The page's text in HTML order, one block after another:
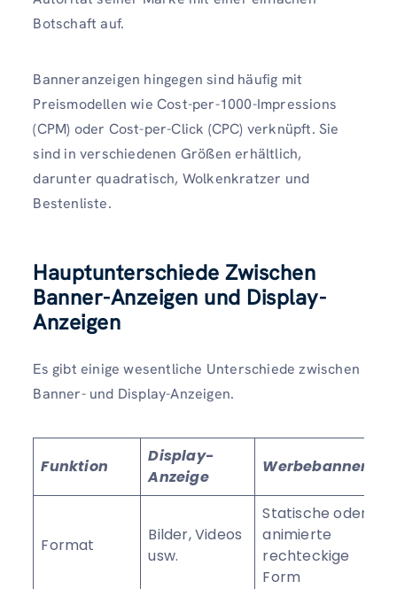
Botschaft auf.
Banneranzeigen hingegen sind häufig mit
Preismodellen wie Cost-per-1000-Impressions
(CPM) oder Cost-per-Click (CPC) verknüpft. Sie
sind in verschiedenen Größen erhältlich,
darunter quadratisch, Wolkenkratzer und
Bestenliste.
Hauptunterschiede Zwischen
Banner-Anzeigen und Display-
Anzeigen
Es gibt einige wesentliche Unterschiede zwischen
Banner- und Display-Anzeigen.
Funktion
Display-
Anzeige
Werbebanner
Format
Bilder, Videos
usw.
Statische oder
animierte
rechteckige
Form